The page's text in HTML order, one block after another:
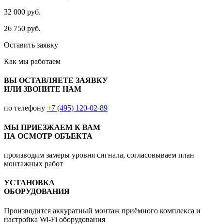
32 000 руб.
26 750 руб.
Оставить заявку
Как мы работаем
ВЫ ОСТАВЛЯЕТЕ ЗАЯВКУ
ИЛИ ЗВОНИТЕ НАМ
по телефону +7 (495) 120-02-89
МЫ ПРИЕЗЖАЕМ К ВАМ
НА ОСМОТР ОБЪЕКТА
производим замеры уровня сигнала, согласовываем план
монтажных работ
УСТАНОВКА
ОБОРУДОВАНИЯ
Производится аккуратный монтаж приёмного комплекса и
настройка Wi-Fi оборудования